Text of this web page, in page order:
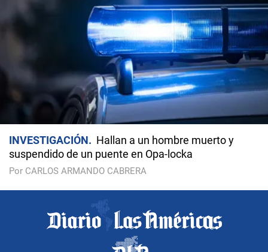
INVESTIGACIÓN
Hallan a un hombre muerto y
suspendido de un puente en Opa-locka
Por CARLOS ARMANDO CABRERA